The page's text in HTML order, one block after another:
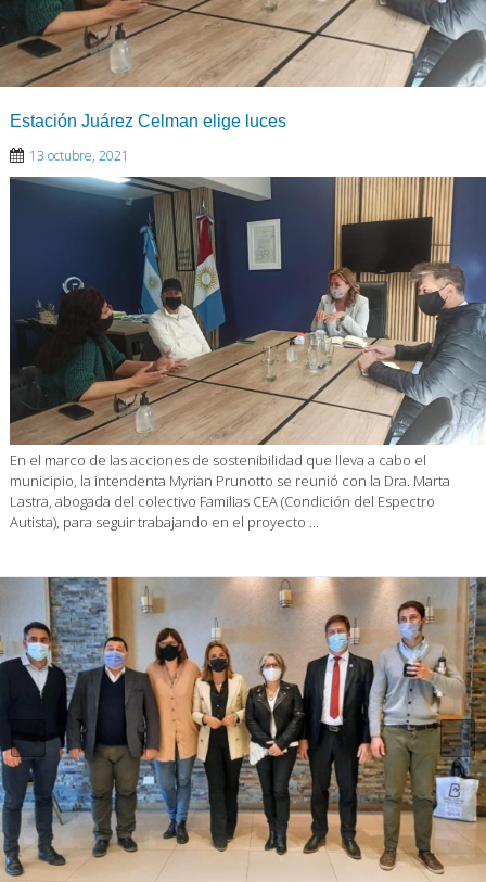
Estación Juárez Celman elige luces
13 octubre, 2021
En el marco de las acciones de sostenibilidad que lleva a cabo el
municipio, la intendenta Myrian Prunotto se reunió con la Dra. Marta
Lastra, abogada del colectivo Familias CEA (Condición del Espectro
Autista), para seguir trabajando en el proyecto …